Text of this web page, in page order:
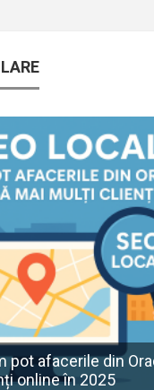
pot afacerile din
online în 2025